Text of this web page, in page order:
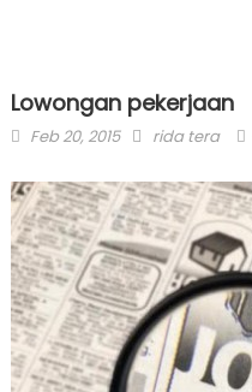
Lowongan pekerjaan
Posted
Feb 20, 2015 Author
rida tera